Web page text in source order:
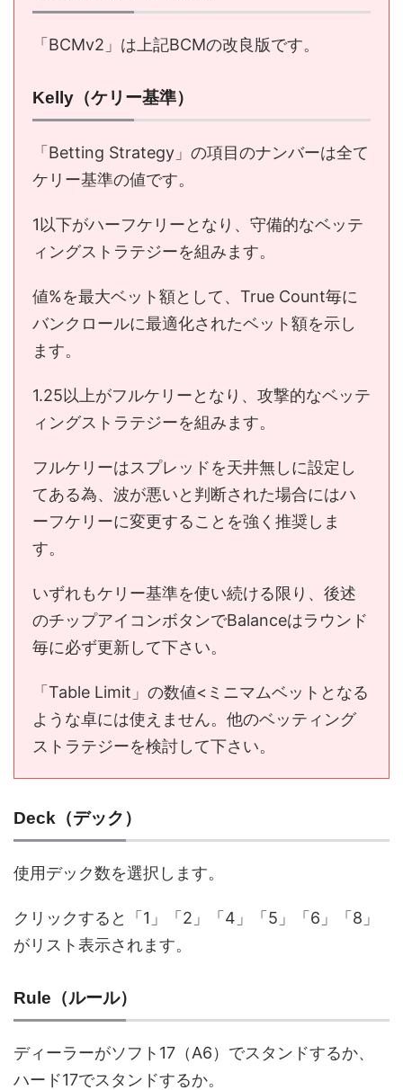
「BCMv2」は上記BCMの改良版です。
Kelly（ケリー基準）
「Betting Strategy」の項目のナンバーは全て
ケリー基準の値です。
1以下がハーフケリーとなり、守備的なベッテ
ィングストラテジーを組みます。
値%を最大ベット額として、True Count毎に
バンクロールに最適化されたベット額を示し
ます。
1.25以上がフルケリーとなり、攻撃的なベッテ
ィングストラテジーを組みます。
フルケリーはスプレッドを天井無しに設定し
てある為、波が悪いと判断された場合にはハ
ーフケリーに変更することを強く推奨しま
す。
いずれもケリー基準を使い続ける限り、後述
のチップアイコンボタンでBalanceはラウンド
毎に必ず更新して下さい。
「Table Limit」の数値<ミニマムベットとなる
ような卓には使えません。他のベッティング
ストラテジーを検討して下さい。
Deck（デック）
使用デック数を選択します。
クリックすると「1」「2」「4」「5」「6」「8」
がリスト表示されます。
Rule（ルール）
ディーラーがソフト17（A6）でスタンドするか、
ハード17でスタンドするか。